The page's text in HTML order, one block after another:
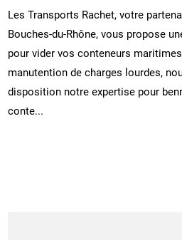
Les Transports Rachet, votre
Bouches-du-Rhône, vous propose
pour vider vos conteneurs
manutention de charges lourdes,
disposition notre expertise pour
conte...